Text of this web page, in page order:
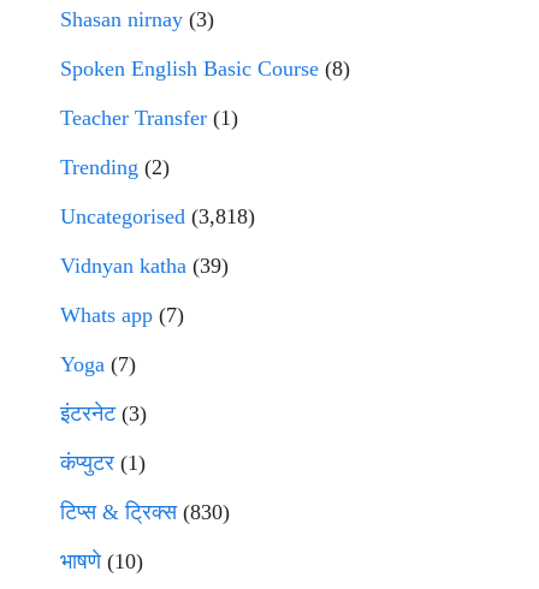
Shasan nirnay (3)
Spoken English Basic Course (8)
Teacher Transfer (1)
Trending (2)
Uncategorised (3,818)
Vidnyan katha (39)
Whats app (7)
Yoga (7)
इंटरनेट(3)
कंप्युटर (1)
टिप्स & ट्रिक्स(830)
भाषणे(10)